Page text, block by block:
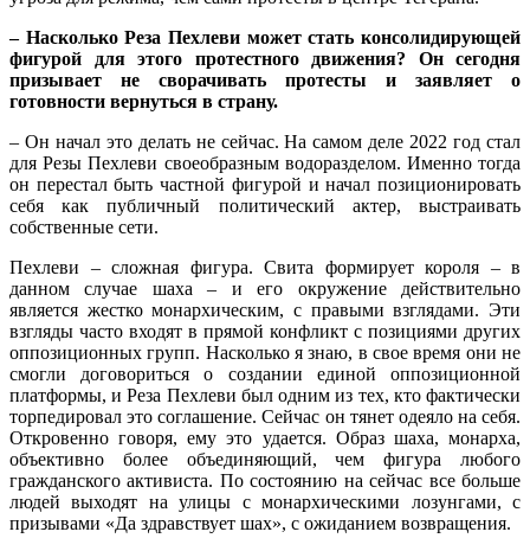
– Насколько Реза Пехлеви может стать консолидирующей
фигурой для этого протестного движения? Он сегодня
призывает не сворачивать протесты и заявляет о
готовности вернуться в страну.
– Он начал это делать не сейчас. На самом деле 2022 год стал
для Резы Пехлеви своеобразным водоразделом. Именно тогда
он перестал быть частной фигурой и начал позиционировать
себя как публичный политический актер, выстраивать
собственные сети.
Пехлеви – сложная фигура. Свита формирует короля – в
данном случае шаха – и его окружение действительно
является жестко монархическим, с правыми взглядами. Эти
взгляды часто входят в прямой конфликт с позициями других
оппозиционных групп. Насколько я знаю, в свое время они не
смогли договориться о создании единой оппозиционной
платформы, и Реза Пехлеви был одним из тех, кто фактически
торпедировал это соглашение. Сейчас он тянет одеяло на себя.
Откровенно говоря, ему это удается. Образ шаха, монарха,
объективно более объединяющий, чем фигура любого
гражданского активиста. По состоянию на сейчас все больше
людей выходят на улицы с монархическими лозунгами, с
призывами «Да здравствует шах», с ожиданием возвращения.